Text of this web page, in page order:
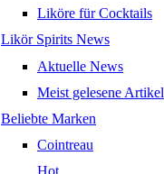
Liköre für Cocktails
Likör Spirits News
Aktuelle News
Meist gelesene Artikel
Beliebte Marken
Cointreau